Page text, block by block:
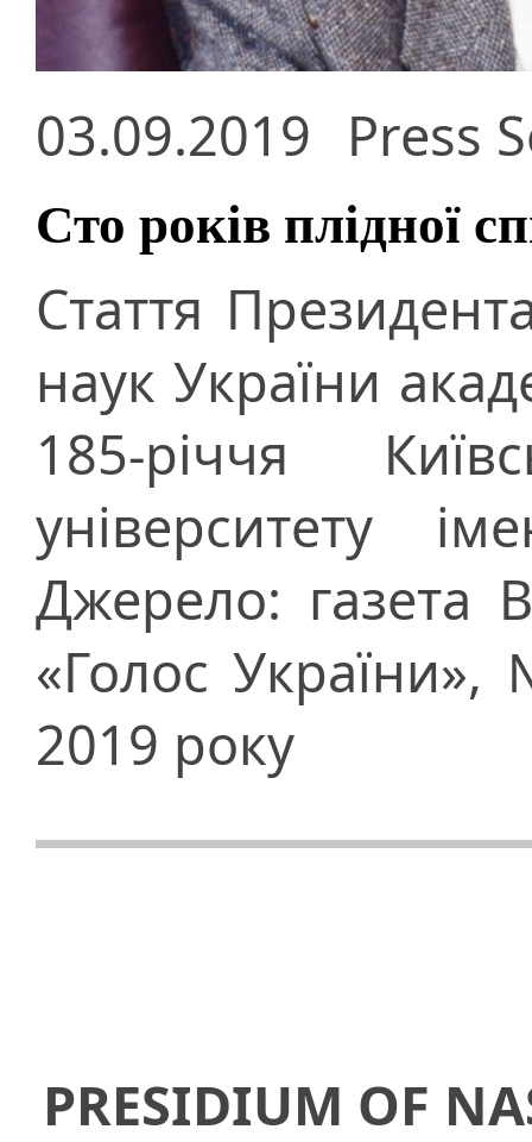
03.09.2019 Press
Сто років плідної
Стаття
наук України
185-річчя
університету
Джерело: газета
«Голос
2019 року
PRESIDIUM OF